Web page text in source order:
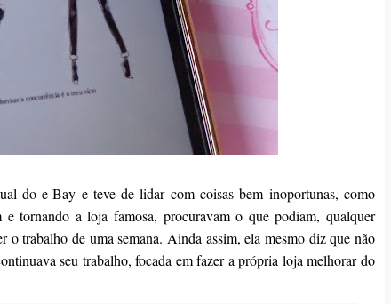
do e-Bay e teve de lidar com coisas bem inoportunas, como
e tornando a loja famosa, procuravam o que podiam, qualquer
trabalho de uma semana. Ainda assim, ela mesmo diz que não
seu trabalho, focada em fazer a própria loja melhorar do